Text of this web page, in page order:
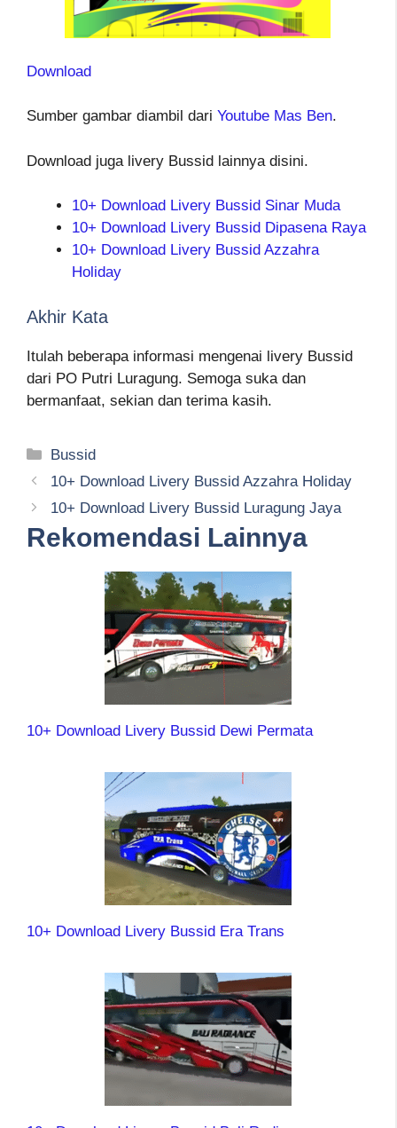
Download
Sumber gambar diambil dari Youtube Mas Ben.
Download juga livery Bussid lainnya disini.
10+ Download Livery Bussid Sinar Muda
10+ Download Livery Bussid Dipasena Raya
10+ Download Livery Bussid Azzahra
Holiday
Akhir Kata
Itulah beberapa informasi mengenai livery Bussid
dari PO Putri Luragung. Semoga suka dan
bermanfaat, sekian dan terima kasih.
Kategori
Bussid
10+ Download Livery Bussid Azzahra Holiday
10+ Download Livery Bussid Luragung Jaya
Rekomendasi Lainnya
10+ Download Livery Bussid Dewi Permata
10+ Download Livery Bussid Era Trans